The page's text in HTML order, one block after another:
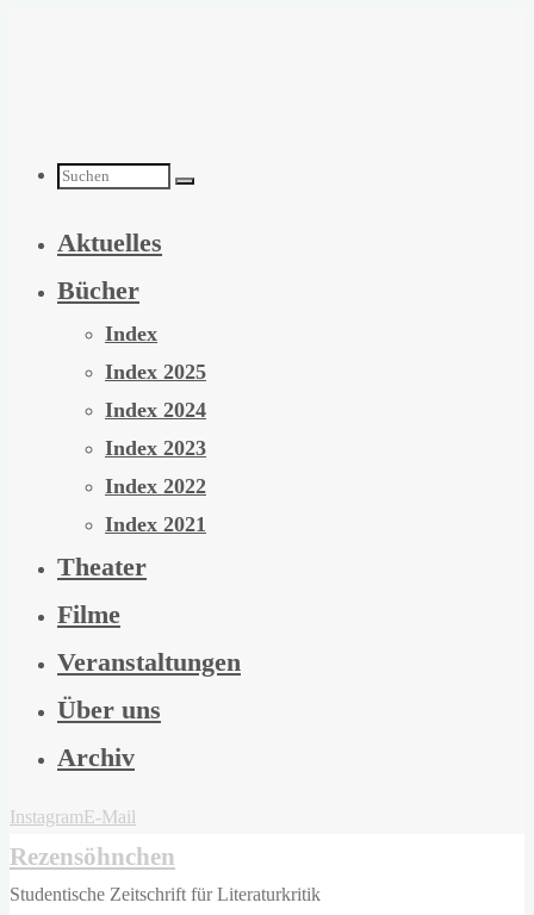
Suchen
nach:
Aktuelles
Bücher
Index
Index 2025
Index 2024
Index 2023
Index 2022
Index 2021
Theater
Filme
Veranstaltungen
Über uns
Archiv
InstagramE-Mail
Rezensöhnchen
Studentische Zeitschrift für Literaturkritik